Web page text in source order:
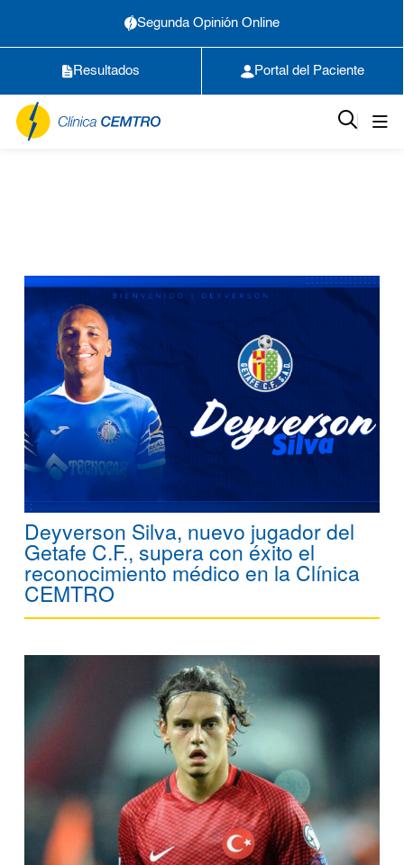
Segunda Opinión Online
Resultados Portal del Paciente
Deyverson Silva, nuevo jugador del
Getafe C.F., supera con éxito el
reconocimiento médico en la Clínica
CEMTRO